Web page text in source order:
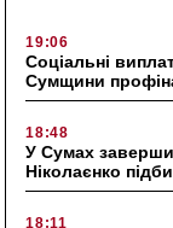
19:06
Соціальні
Сумщини
18:48
У Сумах
Ніколаєнко
18:11